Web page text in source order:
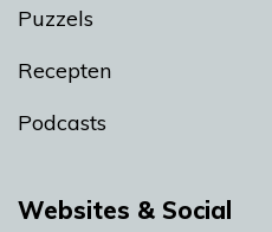
Puzzels
Recepten
Podcasts
Websites & Social